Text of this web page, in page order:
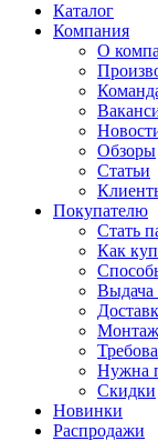
Каталог
Компания
О
Обзоры
Статьи
Покупателю
Стать
Как
Выдача
Монтаж
Нужна
Скидки
Новинки
Распродажи